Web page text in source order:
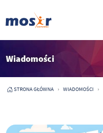
Wiadomości
STRONA GŁÓWNA WIADOMOŚCI